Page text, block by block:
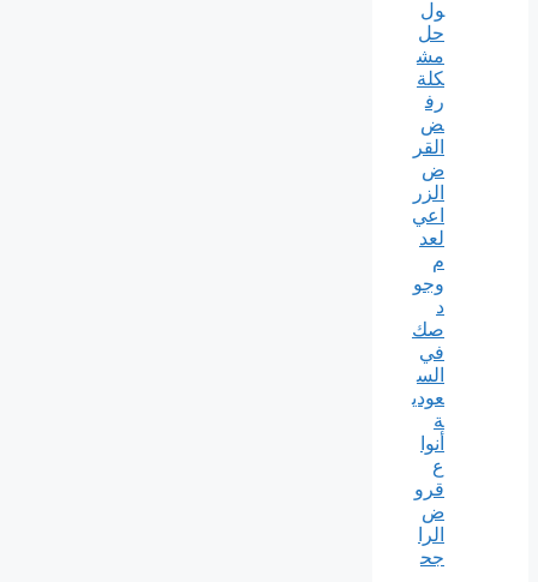
ول
حل
مش
كلة
رف
ض
القر
ض
الزر
اعي
لعد
م
وجو
د
صك
في
الس
عودي
ة
أنوا
ع
قرو
ض
الرا
جح